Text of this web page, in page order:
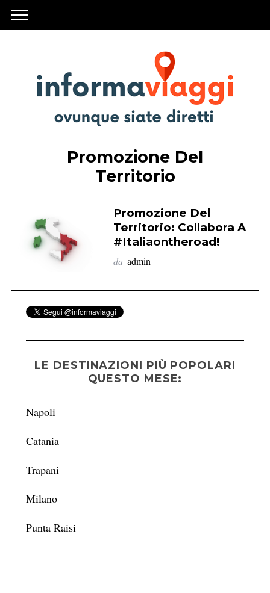
Promozione Del
Territorio
Promozione Del
Territorio: Collabora A
#Italiaontheroad!
da admin
LE DESTINAZIONI PIÙ POPOLARI
QUESTO MESE:
Napoli
Catania
Trapani
Milano
Punta Raisi